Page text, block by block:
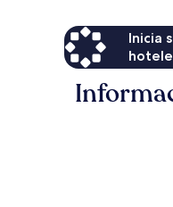
Inicia